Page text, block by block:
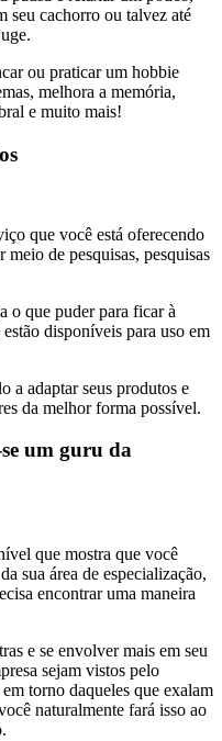
seu cachorro ou talvez até
ou praticar um hobbie
melhora a memória,
e muito mais!
que você está oferecendo
de pesquisas, pesquisas
o que puder para ficar à
disponíveis para uso em
a adaptar seus produtos e
da melhor forma possível.
um guru da
que mostra que você
sua área de especialização,
encontrar uma maneira
e se envolver mais em seu
sejam vistos pelo
torno daqueles que exalam
naturalmente fará isso ao